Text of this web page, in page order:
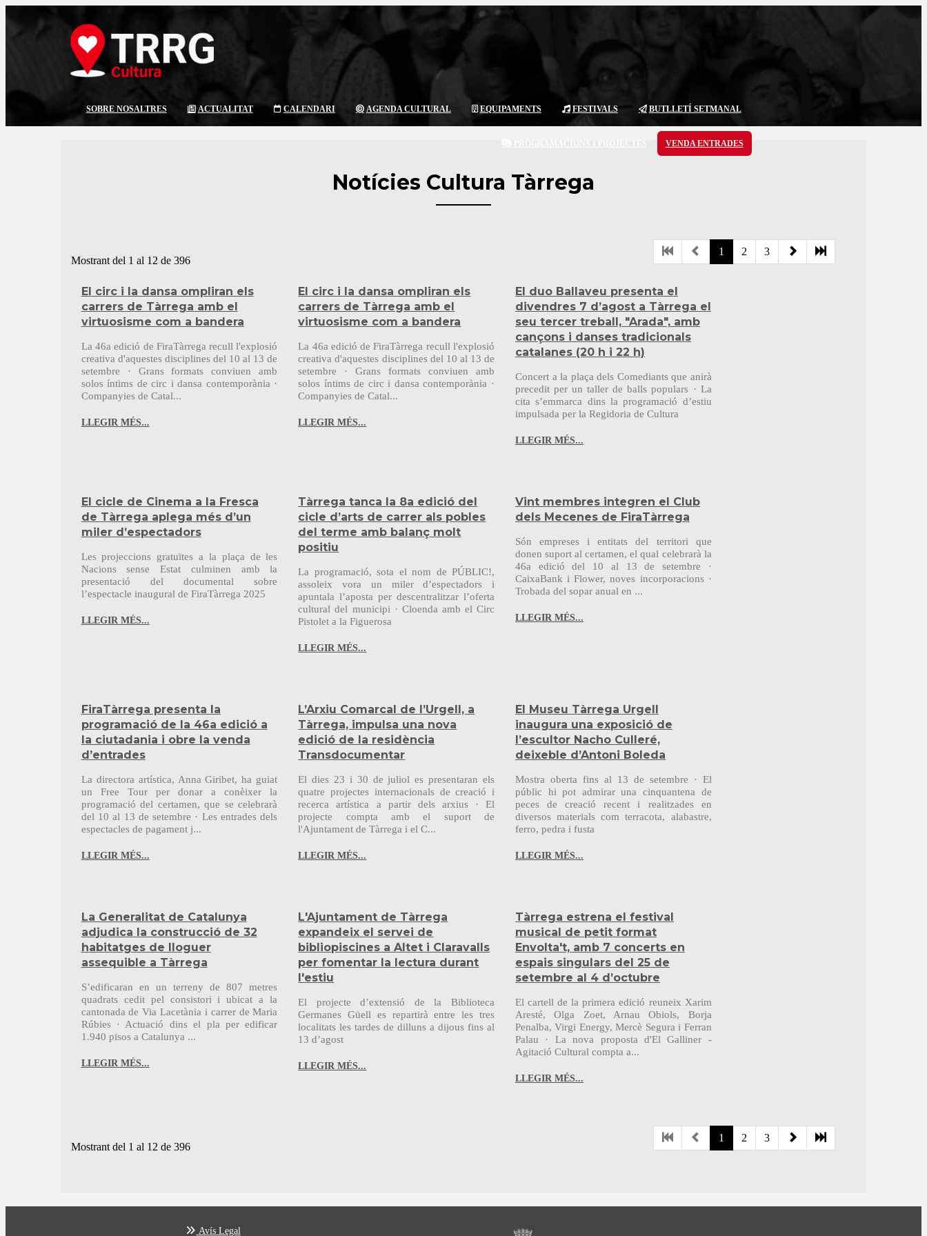
SOBRE NOSALTRES ACTUALITAT CALENDARI AGENDA CULTURAL EQUIPAMENTS FESTIVALS BUTLLETÍ SETMANAL
VENDA ENTRADES
Notícies Cultura Tàrrega
Mostrant del 1 al 12 de 396
1 2 3
El circ i la dansa ompliran els
carrers de Tàrrega amb el
virtuosisme com a bandera
La 46a edició de FiraTàrrega recull l'explosió
creativa d'aquestes disciplines del 10 al 13 de
setembre · Grans formats conviuen amb
solos íntims de circ i dansa contemporània ·
Companyies de Catal...
LLEGIR MÉS...
El circ i la dansa ompliran els
carrers de Tàrrega amb el
virtuosisme com a bandera
La 46a edició de FiraTàrrega recull l'explosió
creativa d'aquestes disciplines del 10 al 13 de
setembre · Grans formats conviuen amb
solos íntims de circ i dansa contemporània ·
Companyies de Catal...
LLEGIR MÉS...
El duo Ballaveu presenta el
divendres 7 d’agost a Tàrrega el
seu tercer treball, "Arada", amb
cançons i danses tradicionals
catalanes (20 h i 22 h)
Concert a la plaça dels Comediants que anirà
precedit per un taller de balls populars · La
cita s’emmarca dins la programació d’estiu
impulsada per la Regidoria de Cultura
LLEGIR MÉS...
El cicle de Cinema a la Fresca
de Tàrrega aplega més d’un
miler d’espectadors
Les projeccions gratuïtes a la plaça de les
Nacions sense Estat culminen amb la
presentació del documental sobre
l’espectacle inaugural de FiraTàrrega 2025
LLEGIR MÉS...
Tàrrega tanca la 8a edició del
cicle d’arts de carrer als pobles
del terme amb balanç molt
positiu
La programació, sota el nom de PÚBLIC!,
assoleix vora un miler d’espectadors i
apuntala l’aposta per descentralitzar l’oferta
cultural del municipi · Cloenda amb el Circ
Pistolet a la Figuerosa
LLEGIR MÉS...
Vint membres integren el Club
dels Mecenes de FiraTàrrega
Són empreses i entitats del territori que
donen suport al certamen, el qual celebrarà la
46a edició del 10 al 13 de setembre ·
CaixaBank i Flower, noves incorporacions ·
Trobada del sopar anual en ...
LLEGIR MÉS...
FiraTàrrega presenta la
programació de la 46a edició a
la ciutadania i obre la venda
d’entrades
La directora artística, Anna Giribet, ha guiat
un Free Tour per donar a conèixer la
programació del certamen, que se celebrarà
del 10 al 13 de setembre · Les entrades dels
espectacles de pagament j...
LLEGIR MÉS...
L’Arxiu Comarcal de l’Urgell, a
Tàrrega, impulsa una nova
edició de la residència
Transdocumentar
El dies 23 i 30 de juliol es presentaran els
quatre projectes internacionals de creació i
recerca artística a partir dels arxius · El
projecte compta amb el suport de
l'Ajuntament de Tàrrega i el C...
LLEGIR MÉS...
El Museu Tàrrega Urgell
inaugura una exposició de
l’escultor Nacho Culleré,
deixeble d’Antoni Boleda
Mostra oberta fins al 13 de setembre · El
públic hi pot admirar una cinquantena de
peces de creació recent i realitzades en
diversos materials com terracota, alabastre,
ferro, pedra i fusta
LLEGIR MÉS...
La Generalitat de Catalunya
adjudica la construcció de 32
habitatges de lloguer
assequible a Tàrrega
S’edificaran en un terreny de 807 metres
quadrats cedit pel consistori i ubicat a la
cantonada de Via Lacetània i carrer de Maria
Rúbies · Actuació dins el pla per edificar
1.940 pisos a Catalunya ...
LLEGIR MÉS...
L'Ajuntament de Tàrrega
expandeix el servei de
bibliopiscines a Altet i Claravalls
per fomentar la lectura durant
l'estiu
El projecte d’extensió de la Biblioteca
Germanes Güell es repartirà entre les tres
localitats les tardes de dilluns a dijous fins al
13 d’agost
LLEGIR MÉS...
Tàrrega estrena el festival
musical de petit format
Envolta't, amb 7 concerts en
espais singulars del 25 de
setembre al 4 d’octubre
El cartell de la primera edició reuneix Xarim
Aresté, Olga Zoet, Arnau Obiols, Borja
Penalba, Virgi Energy, Mercè Segura i Ferran
Palau · La nova proposta d'El Galliner -
Agitació Cultural compta a...
LLEGIR MÉS...
Mostrant del 1 al 12 de 396
1 2 3
Avís Legal